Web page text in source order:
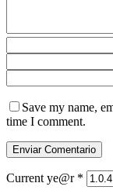
Save my name,
time I comment.
Current ye@r *